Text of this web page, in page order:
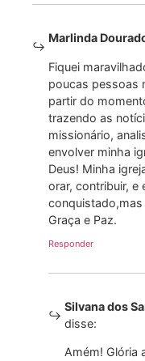
Marlinda
Fiquei
poucas pessoas
partir do
trazendo as
missionário,
envolver minha
Deus! Minha
orar, contribuir, e
Graça e Paz.
Responder
Silvana dos
disse:
Amém! Glória